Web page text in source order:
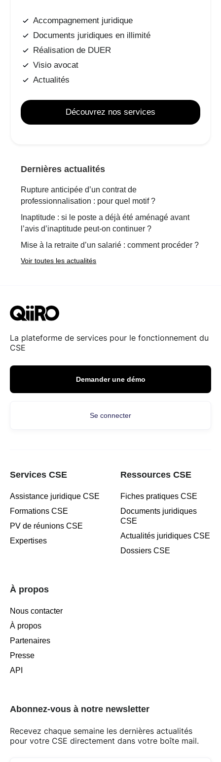
Accompagnement juridique
Documents juridiques en illimité
Réalisation de DUER
Visio avocat
Actualités
Découvrez nos services
Dernières actualités
Rupture anticipée d’un contrat de
professionnalisation : pour quel motif ?
Inaptitude : si le poste a déjà été aménagé avant
l’avis d’inaptitude peut-on continuer ?
Mise à la retraite d’un salarié : comment procéder ?
Voir toutes les actualités
La plateforme de services pour le fonctionnement du
CSE
Demander une démo
Se connecter
Services CSE
Assistance juridique CSE
Formations CSE
PV de réunions CSE
Expertises
Ressources CSE
Fiches pratiques CSE
Documents juridiques
CSE
Actualités juridiques CSE
Dossiers CSE
À propos
Nous contacter
À propos
Partenaires
Presse
API
Abonnez-vous à notre newsletter
Recevez chaque semaine les dernières actualités
pour votre CSE directement dans votre boîte mail.